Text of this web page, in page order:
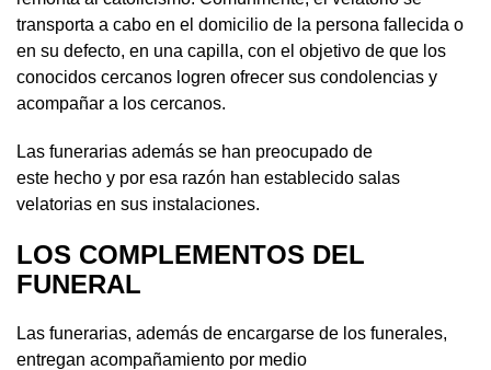
transporta a cabo en el domicilio de la persona fallecida o
en su defecto, en una capilla, con el objetivo de que los
conocidos cercanos logren ofrecer sus condolencias y
acompañar a los cercanos.
Las funerarias además se han preocupado de
este hecho y por esa razón han establecido salas
velatorias en sus instalaciones.
LOS COMPLEMENTOS DEL
FUNERAL
Las funerarias, además de encargarse de los funerales,
entregan acompañamiento por medio